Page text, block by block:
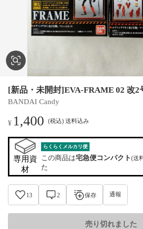
[新品・未開封]EVA-FRAME 02 改2
BANDAI Candy
¥ 1,400 (税込) 送料込み
専用資
材
らくらくメルカリ便
この商品は宅急便コンパクト(送
た
13 2 保存 通報
売り切れました